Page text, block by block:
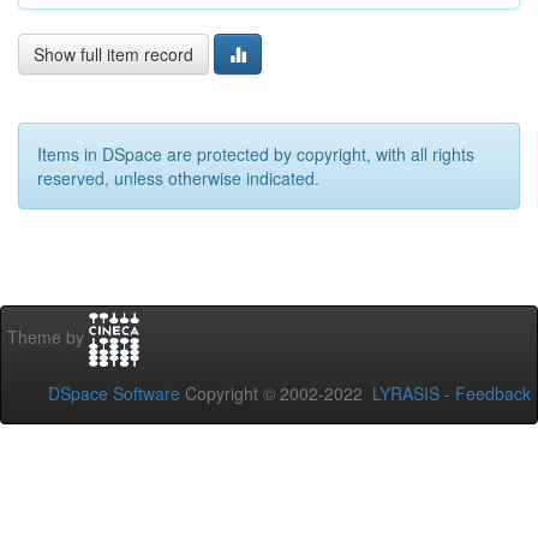
Show full item record
Items in DSpace are protected by copyright, with all rights
reserved, unless otherwise indicated.
Theme by
DSpace Software Copyright © 2002-2022 LYRASIS - Feedback